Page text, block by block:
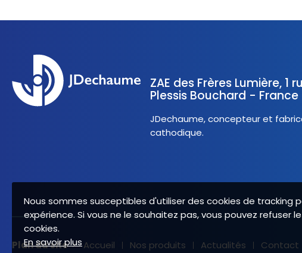
Nous sommes susceptibles d'utiliser des cookies de tracking
expérience. Si vous ne le souhaitez pas, vous pouvez refuser
cookies.
En savoir plus
ZAE des Frères Lumière, 1
Plessis Bouchard - France
JDechaume, concepteur et
cathodique.
Plan du site Accueil Nos produits Actualités Contact